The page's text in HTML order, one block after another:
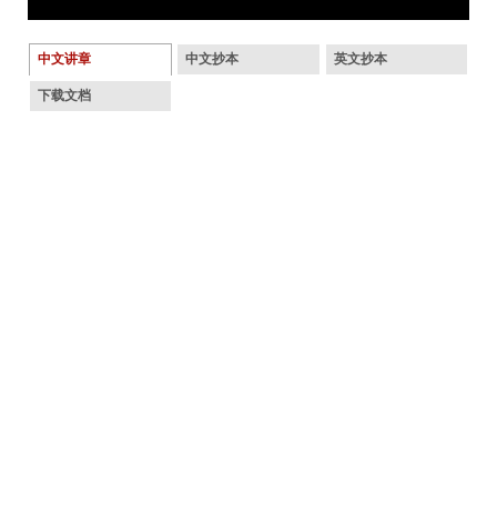
中文讲章 中文抄本 英文抄本
下载文档